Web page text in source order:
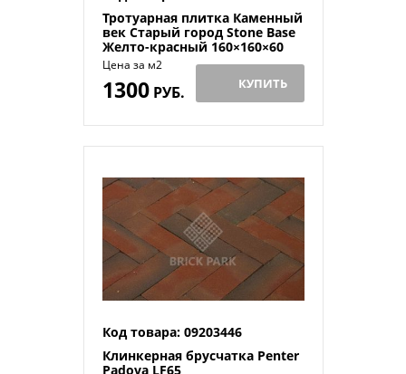
Тротуарная плитка Каменный
век Старый город Stone Base
Желто-красный 160×160×60
Цена за м2
1300РУБ. КУПИТЬ
Код товара: 09203446
Клинкерная брусчатка Penter
Padova LF65